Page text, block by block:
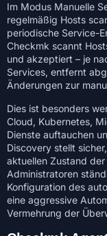
Im Modus Manuelle
regelmäßig Hosts
periodische Service-
Checkmk scannt
und akzeptiert – je
Services, entfernt
Änderungen zur
Dies ist besonders
Cloud, Kubernetes,
Dienste auftauchen
Discovery stellt
aktuellen Zustand
Administratoren
Konfiguration des
eine aggressive
Vermehrung der